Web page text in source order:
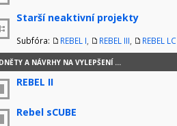
Starší neaktivní projekty
Subfóra: REBEL I REBEL III REBEL LC
A NÁVRHY NA VYLEPŠENÍ ...
REBEL II
Rebel sCUBE